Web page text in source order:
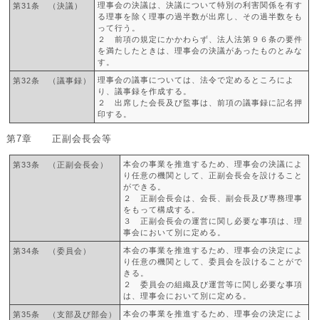
第31条 （決議）
理事会の決議は、決議について特別の利害関係を有す
る理事を除く理事の過半数が出席し、その過半数をも
って行う。
２ 前項の規定にかかわらず、法人法第９６条の要件
を満たしたときは、理事会の決議があったものとみな
す。
第32条 （議事録）
理事会の議事については、法令で定めるところによ
り、議事録を作成する。
２ 出席した会長及び監事は、前項の議事録に記名押
印する。
第7章 正副会長会等
第33条 （正副会長会）
本会の事業を推進するため、理事会の決議によ
り任意の機関として、正副会長会を設けること
ができる。
２ 正副会長会は、会長、副会長及び専務理事
をもって構成する。
３ 正副会長会の運営に関し必要な事項は、理
事会において別に定める。
第34条 （委員会）
本会の事業を推進するため、理事会の決定によ
り任意の機関として、委員会を設けることがで
きる。
２ 委員会の組織及び運営等に関し必要な事項
は、理事会において別に定める。
第35条 （支部及び部会）
本会の事業を推進するため、理事会の決定によ